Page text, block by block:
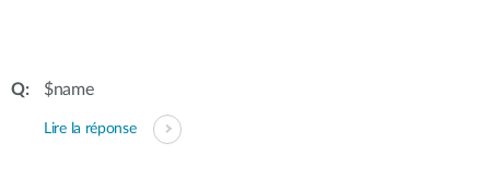
$name
Lire la réponse